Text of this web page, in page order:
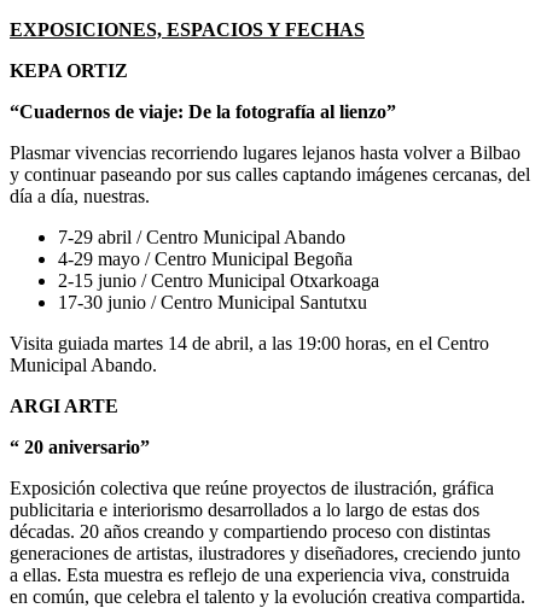
EXPOSICIONES, ESPACIOS Y FECHAS
KEPA ORTIZ
“Cuadernos de viaje: De la fotografía al lienzo”
Plasmar vivencias recorriendo lugares lejanos hasta volver a Bilbao
y continuar paseando por sus calles captando imágenes cercanas, del
día a día, nuestras.
7-29 abril / Centro Municipal Abando
4-29 mayo / Centro Municipal Begoña
2-15 junio / Centro Municipal Otxarkoaga
17-30 junio / Centro Municipal Santutxu
Visita guiada martes 14 de abril, a las 19:00 horas, en el Centro
Municipal Abando.
ARGI ARTE
“ 20 aniversario”
Exposición colectiva que reúne proyectos de ilustración, gráfica
publicitaria e interiorismo desarrollados a lo largo de estas dos
décadas. 20 años creando y compartiendo proceso con distintas
generaciones de artistas, ilustradores y diseñadores, creciendo junto
a ellas. Esta muestra es reflejo de una experiencia viva, construida
en común, que celebra el talento y la evolución creativa compartida.